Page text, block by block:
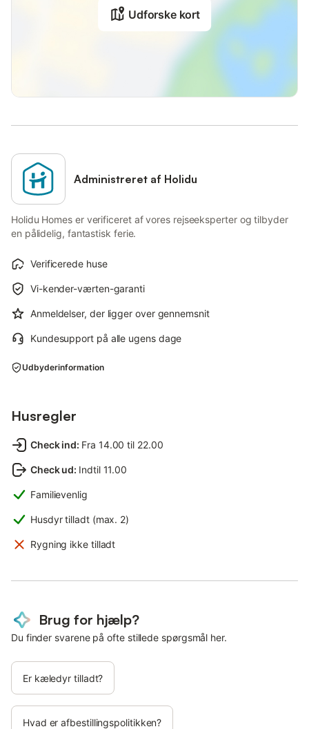
Udforske kort
Administreret af Holidu
Holidu Homes er verificeret af vores rejseeksperter og tilbyder
en pålidelig, fantastisk ferie.
Verificerede huse
Vi-kender-værten-garanti
Anmeldelser, der ligger over gennemsnit
Kundesupport på alle ugens dage
Udbyderinformation
Husregler
Check ind: Fra 14.00 til 22.00
Check ud: Indtil 11.00
Familievenlig
Husdyr tilladt (max. 2)
Rygning ikke tilladt
Brug for hjælp?
Du finder svarene på ofte stillede spørgsmål her.
Er kæledyr tilladt?
Hvad er afbestillingspolitikken?